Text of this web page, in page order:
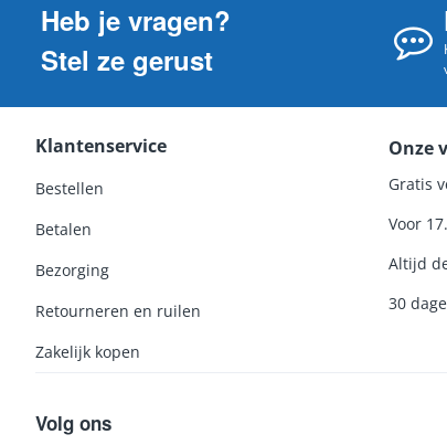
Heb je vragen?
Stel ze gerust
Klantenservice
Bestellen
Betalen
Bezorging
Retourneren en ruilen
Zakelijk kopen
Onze
Gratis
Voor
Altijd
30
Volg ons